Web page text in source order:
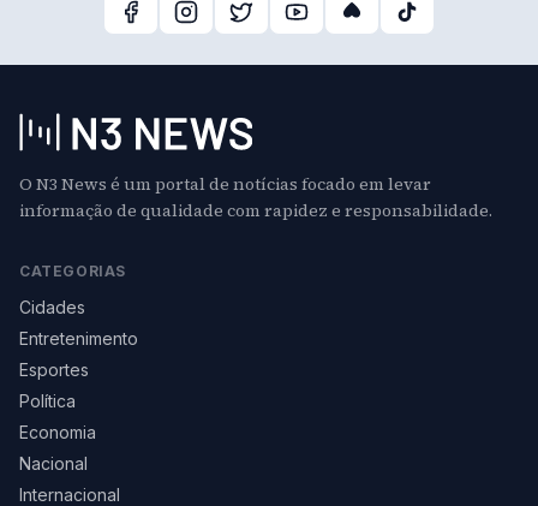
O N3 News é um portal de notícias focado em levar
informação de qualidade com rapidez e responsabilidade.
CATEGORIAS
Cidades
Entretenimento
Esportes
Política
Economia
Nacional
Internacional